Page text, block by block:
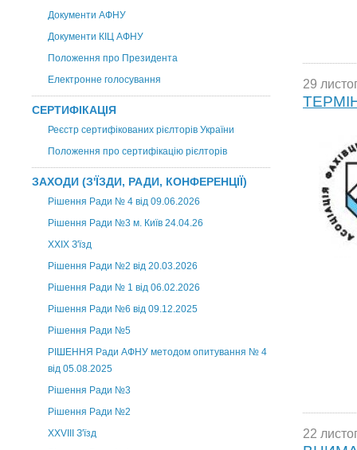
Документи АФНУ
Документи КІЦ АФНУ
Положення про Президента
Електронне голосування
СЕРТИФІКАЦІЯ
Реєстр сертифікованих рієлторів України
Положення про сертифікацію рієлторів
ЗАХОДИ (З'ЇЗДИ, РАДИ, КОНФЕРЕНЦІЇ)
Рішення Ради № 4 від 09.06.2026
Рішення Ради №3 м. Київ 24.04.26
XXІХ З'їзд
Рішення Ради №2 від 20.03.2026
Рішення Ради № 1 від 06.02.2026
Рішення Ради №6 від 09.12.2025
Рішення Ради №5
РІШЕННЯ Ради АФНУ методом опитування № 4
від 05.08.2025
Рішення Ради №3
Рішення Ради №2
XXVIII З'їзд
29
22